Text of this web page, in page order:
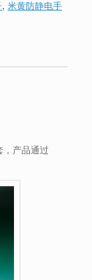
, 米黄防静电手
产品通过